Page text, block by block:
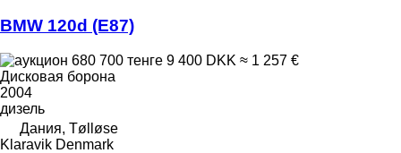
BMW 120d (E87)
680 700 тенге 9 400 DKK ≈ 1 257 €
Дисковая борона
2004
дизель
Дания, Tølløse
Klaravik Denmark